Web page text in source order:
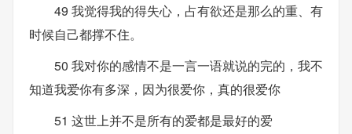
49 我觉得我的得失心，占有欲还是那么的重、有
时候自己都撑不住。
50 我对你的感情不是一言一语就说的完的，我不
知道我爱你有多深，因为很爱你，真的很爱你
51 这世上并不是所有的爱都是最好的爱